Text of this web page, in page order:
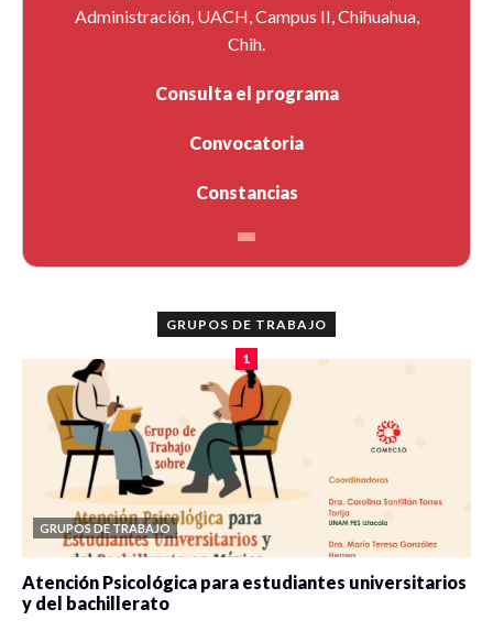
Administración, UACH, Campus II, Chihuahua,
Chih.
Consulta el programa
Convocatoria
Constancias
GRUPOS DE TRABAJO
1
GRUPOS DE TRABAJO
Atención Psicológica para estudiantes universitarios
y del bachillerato